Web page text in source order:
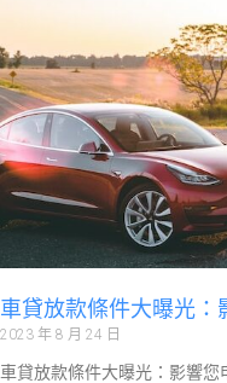
車貸放款條件大曝光：
2023 年 8 月 24 日
車貸放款條件大曝光：影響